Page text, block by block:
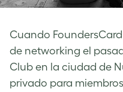
Cuando
de networking el
Club en la ciudad de
privado para